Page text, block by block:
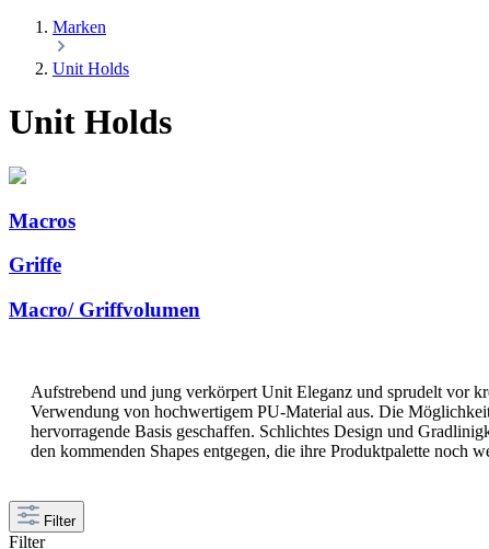
Marken
Unit Holds
Unit Holds
Macros
Griffe
Macro/ Griffvolumen
Aufstrebend und jung verkörpert Unit Eleganz und sprudelt vor
Verwendung von hochwertigem PU-Material aus. Die Mö
hervorragende Basis geschaffen. Schlichtes Design und
den kommenden Shapes entgegen, die ihre Produktpalette noch
Filter
Filter